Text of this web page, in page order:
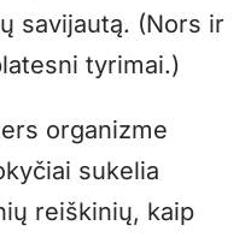
savijautą. (Nors ir
tyrimai.)
organizme
sukelia
reiškinių, kaip